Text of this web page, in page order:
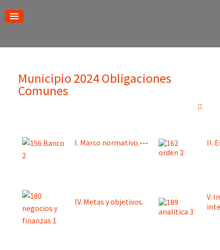
Municipio 2024 Obligaciones
Comunes
I. Marco normativo.--- II.
IV. Metas y objetivos.
V.